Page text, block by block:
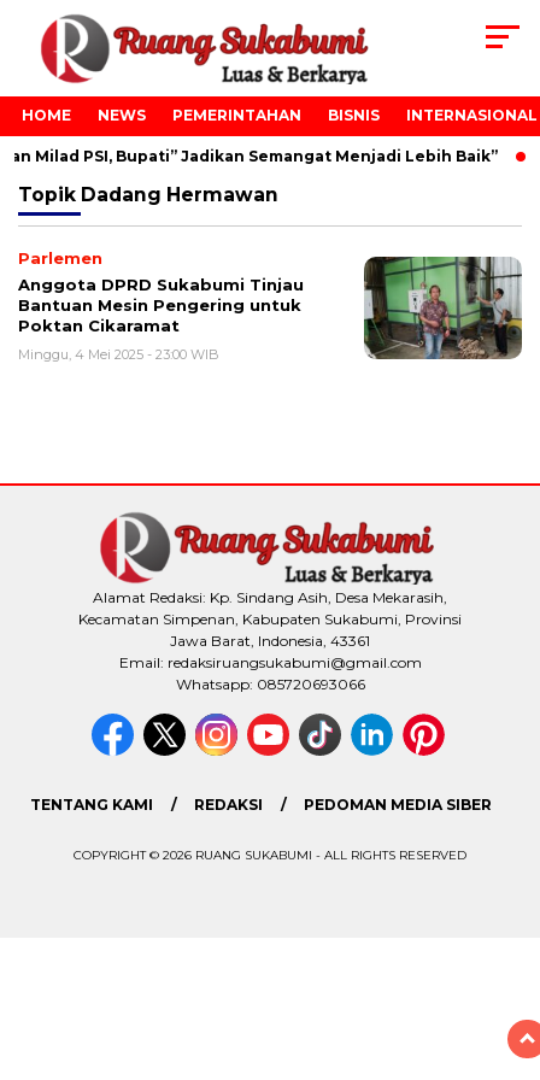
HOME NEWS PEMERINTAHAN BISNIS INTERNASIONAL
Milad PSI, Bupati” Jadikan Semangat Menjadi Lebih Baik”
Topik Dadang Hermawan
Parlemen
Anggota DPRD Sukabumi Tinjau
Bantuan Mesin Pengering untuk
Poktan Cikaramat
Minggu, 4 Mei 2025 - 23:00 WIB
Alamat Redaksi: Kp. Sindang Asih, Desa Mekarasih,
Kecamatan Simpenan, Kabupaten Sukabumi, Provinsi
Jawa Barat, Indonesia, 43361
Email: redaksiruangsukabumi@gmail.com
Whatsapp: 085720693066
TENTANG KAMI REDAKSI PEDOMAN MEDIA SIBER
COPYRIGHT © 2026 RUANG SUKABUMI - ALL RIGHTS RESERVED